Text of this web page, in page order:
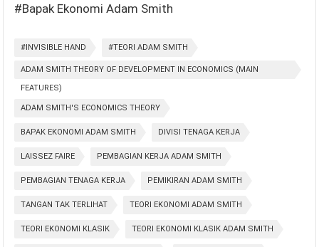
#Bapak Ekonomi Adam Smith
#INVISIBLE HAND #TEORI ADAM SMITH
ADAM SMITH THEORY OF DEVELOPMENT IN ECONOMICS (MAIN
FEATURES)
ADAM SMITH'S ECONOMICS THEORY
BAPAK EKONOMI ADAM SMITH DIVISI TENAGA KERJA
LAISSEZ FAIRE PEMBAGIAN KERJA ADAM SMITH
PEMBAGIAN TENAGA KERJA PEMIKIRAN ADAM SMITH
TANGAN TAK TERLIHAT TEORI EKONOMI ADAM SMITH
TEORI EKONOMI KLASIK TEORI EKONOMI KLASIK ADAM SMITH